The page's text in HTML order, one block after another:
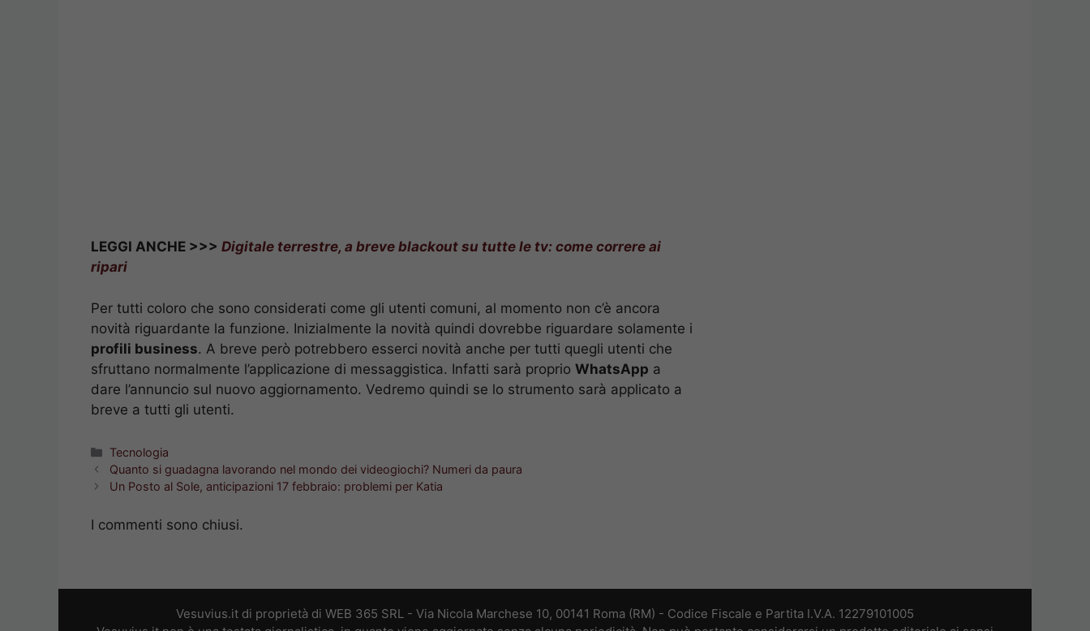
LEGGI ANCHE >>> Digitale terrestre, a breve blackout su tutte le tv: come correre ai
ripari
Per tutti coloro che sono considerati come gli utenti comuni, al momento non c’è ancora
novità riguardante la funzione. Inizialmente la novità quindi dovrebbe riguardare solamente i
profili business. A breve però potrebbero esserci novità anche per tutti quegli utenti che
sfruttano normalmente l’applicazione di messaggistica. Infatti sarà proprio WhatsApp a
dare l’annuncio sul nuovo aggiornamento. Vedremo quindi se lo strumento sarà applicato a
breve a tutti gli utenti.
Categorie
Tecnologia
Quanto si guadagna lavorando nel mondo dei videogiochi? Numeri da paura
Un Posto al Sole, anticipazioni 17 febbraio: problemi per Katia
I commenti sono chiusi.
Vesuvius.it di proprietà di WEB 365 SRL - Via Nicola Marchese 10, 00141 Roma (RM) - Codice Fiscale e Partita I.V.A. 12279101005